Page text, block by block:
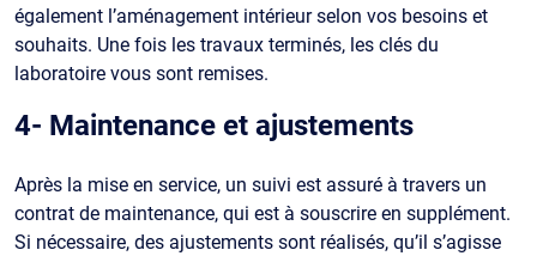
également l’aménagement intérieur selon vos besoins et
souhaits. Une fois les travaux terminés, les clés du
laboratoire vous sont remises.
4- Maintenance et ajustements
Après la mise en service, un suivi est assuré à travers un
contrat de maintenance, qui est à souscrire en supplément.
Si nécessaire, des ajustements sont réalisés, qu’il s’agisse